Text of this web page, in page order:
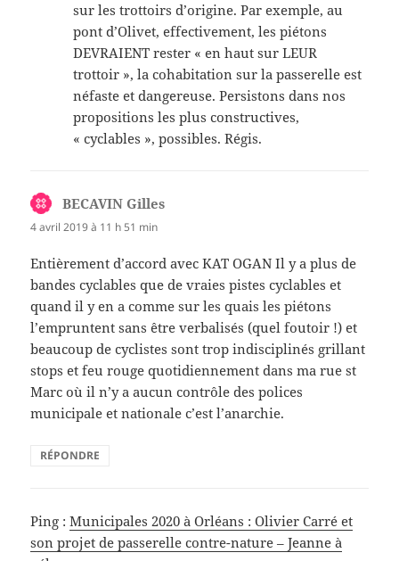
sur les trottoirs d’origine. Par exemple, au
pont d’Olivet, effectivement, les piétons
DEVRAIENT rester « en haut sur LEUR
trottoir », la cohabitation sur la passerelle est
néfaste et dangereuse. Persistons dans nos
propositions les plus constructives,
« cyclables », possibles. Régis.
BECAVIN Gilles
4 avril 2019 à 11 h 51 min
Entièrement d’accord avec KAT OGAN Il y a plus de
bandes cyclables que de vraies pistes cyclables et
quand il y en a comme sur les quais les piétons
l’empruntent sans être verbalisés (quel foutoir !) et
beaucoup de cyclistes sont trop indisciplinés grillant
stops et feu rouge quotidiennement dans ma rue st
Marc où il n’y a aucun contrôle des polices
municipale et nationale c’est l’anarchie.
RÉPONDRE
Ping :Municipales 2020 à Orléans : Olivier Carré et
son projet de passerelle contre-nature – Jeanne à